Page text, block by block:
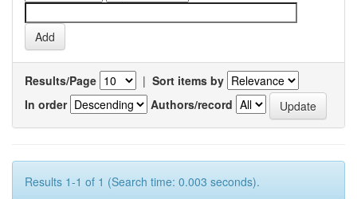
Results/Page | Sort items by
In order
Authors/record
Results 1-1 of 1 (Search time: 0.003 seconds).